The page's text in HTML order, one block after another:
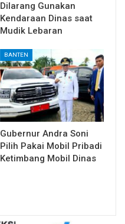
Dilarang Gunakan
Kendaraan Dinas saat
Mudik Lebaran
BANTEN
Gubernur Andra Soni
Pilih Pakai Mobil Pribadi
Ketimbang Mobil Dinas